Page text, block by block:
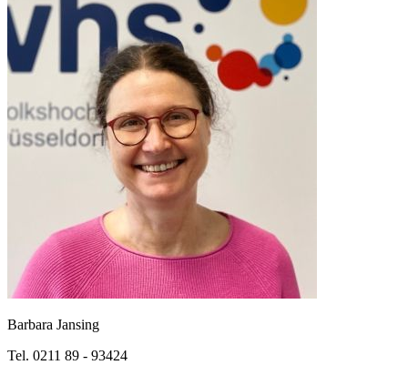
Barbara Jansing
Tel. 0211 89 - 93424